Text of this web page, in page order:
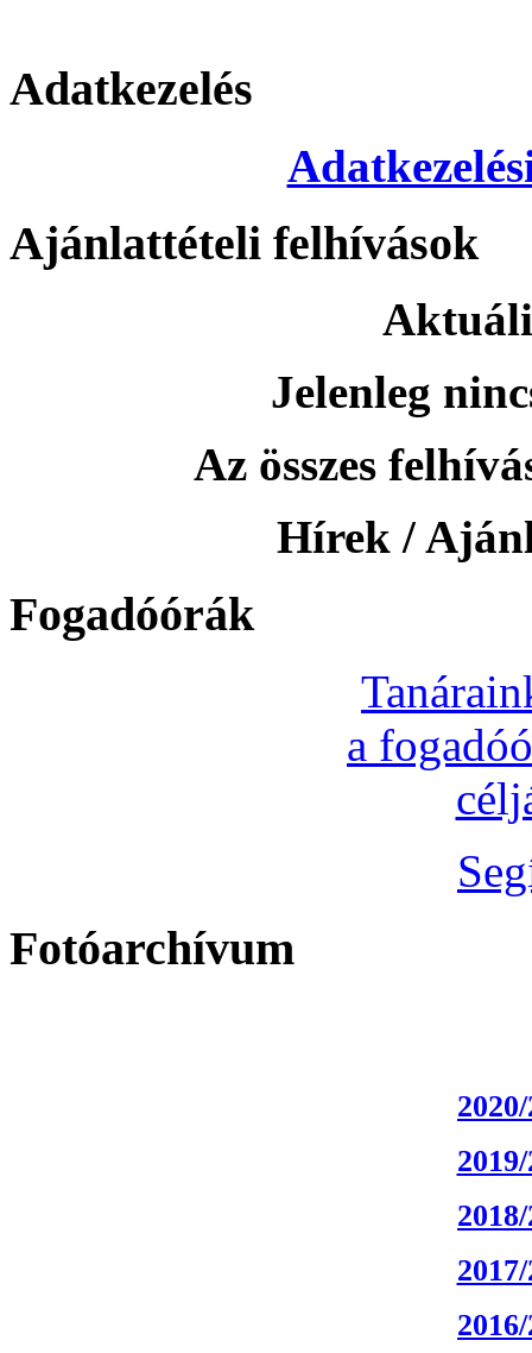
Adatkezelés
Ajánlattételi felhívások
Jelenleg
Az összes
Hírek /
Fogadóórák
a
Fotóarchívum